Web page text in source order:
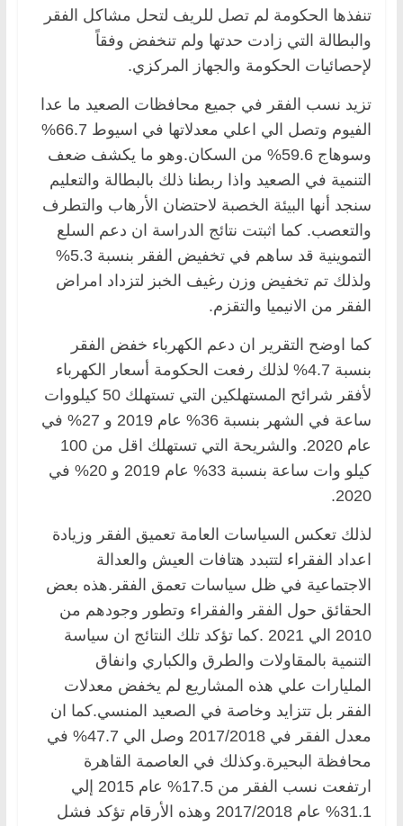
تنفذها الحكومة لم تصل للريف لتحل مشاكل الفقر
والبطالة التي زادت حدتها ولم تنخفض وفقاً
لإحصائيات الحكومة والجهاز المركزي.
تزيد نسب الفقر في جميع محافظات الصعيد ما عدا
الفيوم وتصل الي اعلي معدلاتها في اسيوط 66.7%
وسوهاج 59.6% من السكان.وهو ما يكشف ضعف
التنمية في الصعيد واذا ربطنا ذلك بالبطالة والتعليم
سنجد أنها البيئة الخصبة لاحتضان الأرهاب والتطرف
والتعصب. كما اثبتت نتائج الدراسة ان دعم السلع
التموينية قد ساهم في تخفيض الفقر بنسبة 5.3%
ولذلك تم تخفيض وزن رغيف الخبز لتزداد امراض
الفقر من الانيميا والتقزم.
كما اوضح التقرير ان دعم الكهرباء خفض الفقر
بنسبة 4.7% لذلك رفعت الحكومة أسعار الكهرباء
لأفقر شرائح المستهلكين التي تستهلك 50 كيلووات
ساعة في الشهر بنسبة 36% عام 2019 و 27% في
عام 2020. والشريحة التي تستهلك اقل من 100
كيلو وات ساعة بنسبة 33% عام 2019 و 20% في
2020.
لذلك تعكس السياسات العامة تعميق الفقر وزيادة
اعداد الفقراء لتتبدد هتافات العيش والعدالة
الاجتماعية في ظل سياسات تعمق الفقر.هذه بعض
الحقائق حول الفقر والفقراء وتطور وجودهم من
2010 الي 2021 .كما تؤكد تلك النتائج ان سياسة
التنمية بالمقاولات والطرق والكباري وانفاق
المليارات علي هذه المشاريع لم يخفض معدلات
الفقر بل تتزايد وخاصة في الصعيد المنسي.كما ان
معدل الفقر في 2017/2018 وصل الي 47.7% في
محافظة البحيرة.وكذلك في العاصمة القاهرة
ارتفعت نسب الفقر من 17.5% عام 2015 إلي
31.1% عام 2017/2018 وهذه الأرقام تؤكد فشل